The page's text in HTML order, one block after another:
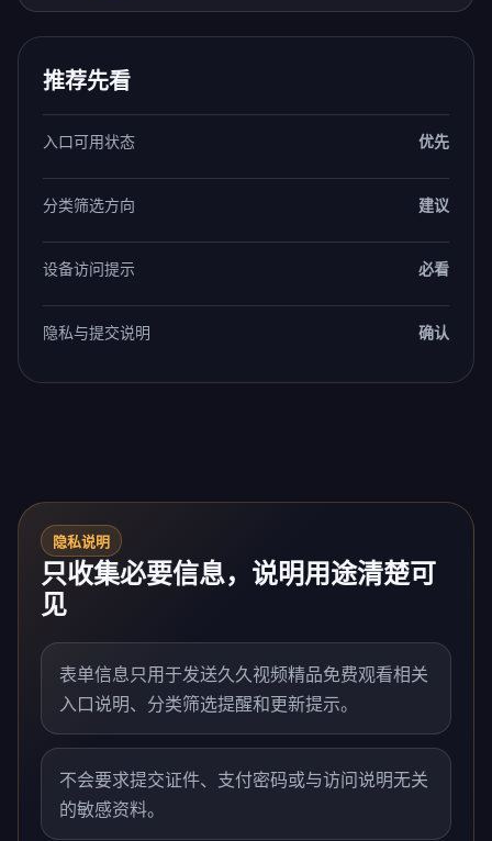
推荐先看
入口可用状态 优先
分类筛选方向 建议
设备访问提示 必看
隐私与提交说明 确认
隐私说明
只收集必要信息，说明用途清楚可
见
表单信息只用于发送久久视频精品免费观看相关
入口说明、分类筛选提醒和更新提示。
不会要求提交证件、支付密码或与访问说明无关
的敏感资料。